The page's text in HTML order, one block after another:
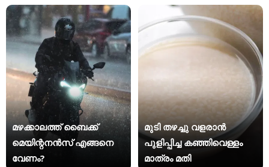
മഴക്കാലത്ത് ബൈക്ക്
മെയിന്റനൻസ് എങ്ങനെ
വേണം?
മുടി തഴച്ചു വളരാൻ
പുളിപ്പിച്ച കഞ്ഞിവെള്ളം
മാത്രം മതി